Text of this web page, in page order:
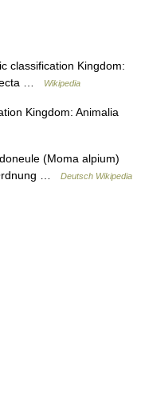
classification Kingdom:
…
Wikipedia
Kingdom: Animalia
(Moma alpium)
…
Deutsch Wikipedia